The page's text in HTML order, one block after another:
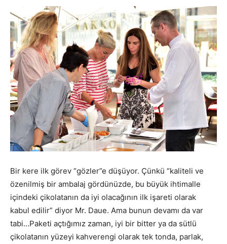
Bir kere ilk görev “gözler”e düşüyor. Çünkü “kaliteli ve
özenilmiş bir ambalaj gördünüzde, bu büyük ihtimalle
içindeki çikolatanın da iyi olacağının ilk işareti olarak
kabul edilir” diyor Mr. Daue. Ama bunun devamı da var
tabi…Paketi açtığımız zaman, iyi bir bitter ya da sütlü
çikolatanın yüzeyi kahverengi olarak tek tonda, parlak,